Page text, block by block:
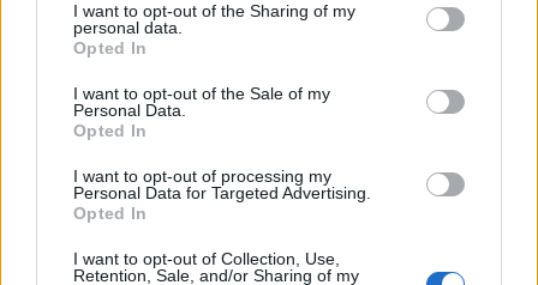
I want to opt-out of the Sharing of my
personal data.
Opted In
I want to opt-out of the Sale of my
Personal Data.
Opted In
I want to opt-out of processing my
Personal Data for Targeted Advertising.
Opted In
I want to opt-out of Collection, Use,
Retention, Sale, and/or Sharing of my
l'esclusione
17/10/2010
soprattutto in campo